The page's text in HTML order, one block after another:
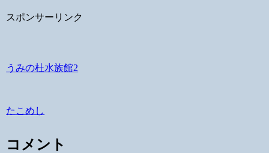
スポンサーリンク
うみの杜水族館2
たこめし
コメント